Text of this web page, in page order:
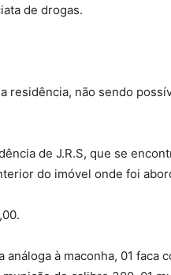
de drogas.
residência, não sendo
de J.R.S, que se
do imóvel onde foi
à maconha, 01 faca